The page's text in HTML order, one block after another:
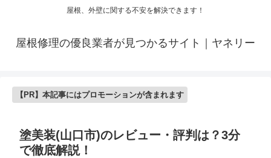
屋根、外壁に関する不安を解決できます！
屋根修理の優良業者が見つかるサイト｜ヤネリー
【PR】本記事にはプロモーションが含まれます
塗美装(山口市)のレビュー・評判は？3分
で徹底解説！